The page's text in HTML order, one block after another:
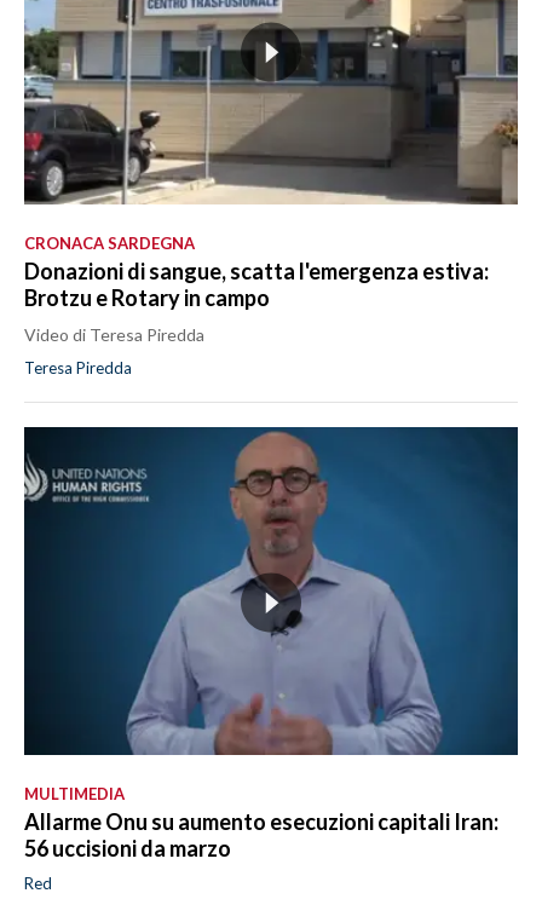
CRONACA SARDEGNA
Donazioni di sangue, scatta l'emergenza estiva:
Brotzu e Rotary in campo
Video di Teresa Piredda
Teresa Piredda
MULTIMEDIA
Allarme Onu su aumento esecuzioni capitali Iran:
56 uccisioni da marzo
Red